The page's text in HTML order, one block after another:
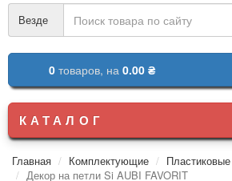
Везде
0 товаров, на 0.00 ₴
КАТАЛОГ
Главная Комплектующие
Декор на петли Si AUBI FAVORIT